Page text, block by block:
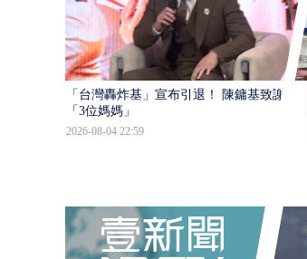
「台灣轟炸基」宣布引退！ 陳鏞基致謝
「3位媽媽」
2026-08-04 22:59